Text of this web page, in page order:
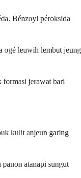
Bénzoyl péroksida
ogé leuwih lembut jeung
formasi jerawat bari
kulit anjeun garing
atanapi sungut